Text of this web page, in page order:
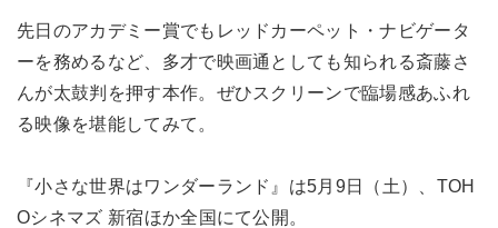
先日のアカデミー賞でもレッドカーペット・ナビゲータ
ーを務めるなど、多才で映画通としても知られる斎藤さ
んが太鼓判を押す本作。ぜひスクリーンで臨場感あふれ
る映像を堪能してみて。
『小さな世界はワンダーランド』は5月9日（土）、TOH
Oシネマズ 新宿ほか全国にて公開。